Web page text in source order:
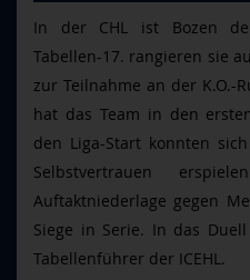
In der CHL ist Bozen
Tabellen-17. rangieren sie
zur Teilnahme an der K.O.-
hat das Team in den
den Liga-Start konnten
Selbstvertrauen
Auftaktniederlage gegen
Siege in Serie. In das
Tabellenführer der ICEHL.